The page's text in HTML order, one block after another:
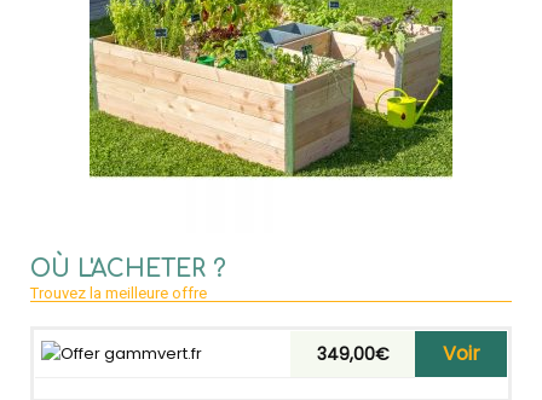
OÙ L'ACHETER ?
Trouvez la meilleure offre
gammvert.fr 349,00€ Voir